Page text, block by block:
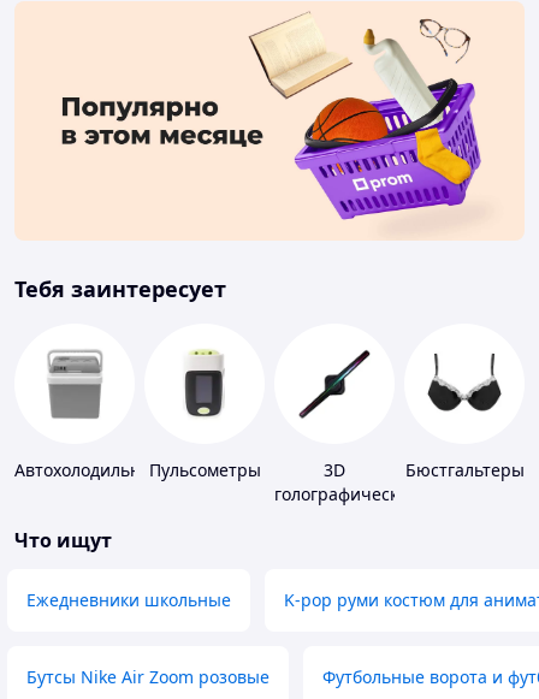
Тебя заинтересует
АвтохолодильникиПульсометры
3D
голографические
Бюстгальтеры
Что ищут
Ежедневники школьные K-pop руми костюм для
Бутсы Nike Air Zoom розовые Футбольные ворота и